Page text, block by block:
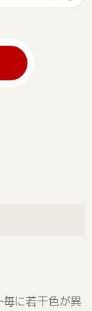
毎に若干色が異